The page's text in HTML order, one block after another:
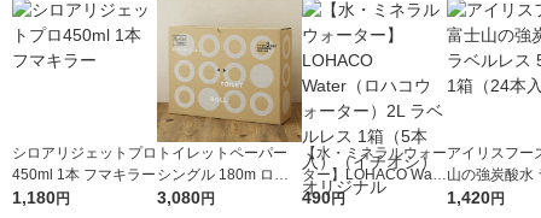
シロアリジェットプロ
450ml 1本 フマキラー
1,180円
トイレットペーパー
シングル 180m ロハ
コ限定トイレットロー
3,080円
【水・ミネラルウォー
ター】LOHACO Wate
r（ロハコウォータ
490円
アイリスフー
山の強炭酸水
レス 500ml 1
1,420円